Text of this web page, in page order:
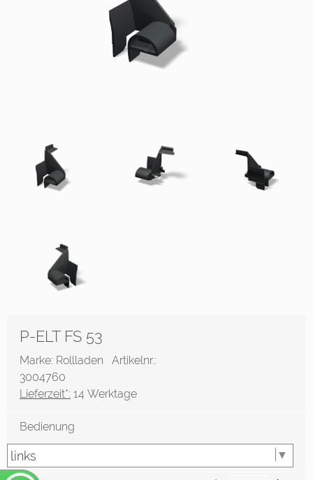
P-ELT FS 53
Marke: Rollladen Artikelnr.:
3004760
Lieferzeit*: 14 Werktage
Bedienung